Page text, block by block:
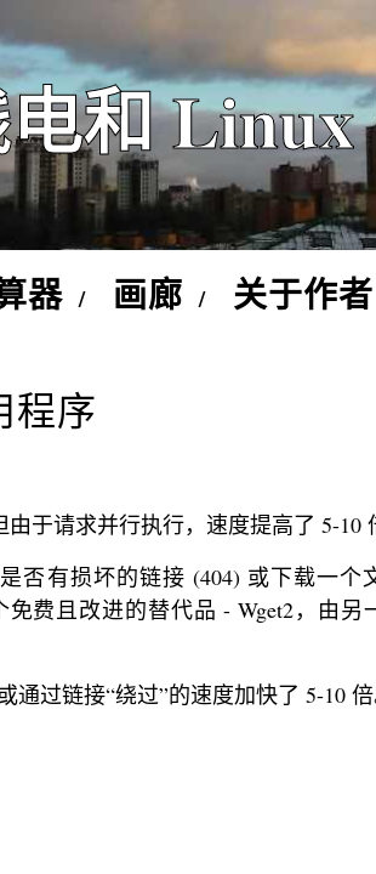
和 Linux
器 画廊 关于作者
程序
于请求并行执行，速度提高了 5-10
否有损坏的链接 (404) 或下载一个
费且改进的替代品 - Wget2，由另
过链接“绕过”的速度加快了 5-10 倍